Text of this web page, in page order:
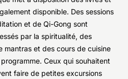
disponible. Des sessions
et de Qi-Gong sont
par la spiritualité, des
mantras et des cours de cuisine
Ceux qui souhaitent
faire de petites excursions